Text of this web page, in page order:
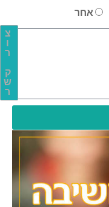
צ
ו
ר
ק
ש
ר
אחר